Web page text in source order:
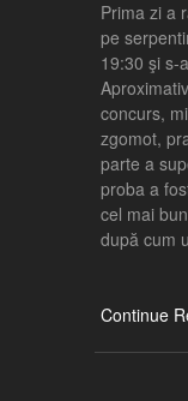
Prima zi a
pe
19:30 şi s-
concurs,
zgomot,
parte a
proba a
cel mai
după cum
Continue